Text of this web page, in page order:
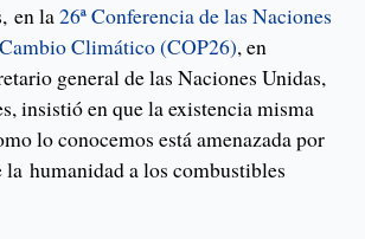
en la26ª Conferencia de las Naciones
Climático (COP26), en
general de las Naciones Unidas,
insistió en que la existencia misma
lo conocemos está amenazada por
humanidad a los combustibles